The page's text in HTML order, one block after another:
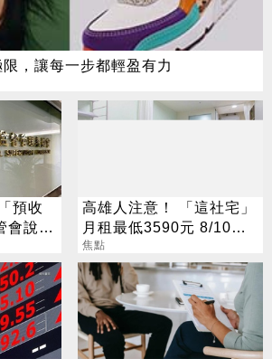
，讓每一步都輕盈有力
預收
會說話
高雄人注意！ 「這社宅」
月租最低3590元 8/10起
放申請
焦點